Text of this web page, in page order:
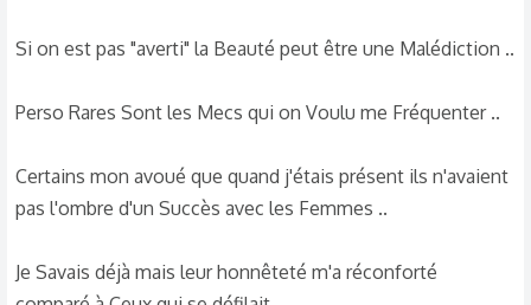
Si on est pas "averti" la Beauté peut être une Malédiction ..
Perso Rares Sont les Mecs qui on Voulu me Fréquenter ..
Certains mon avoué que quand j'étais présent ils n'avaient
pas l'ombre d'un Succès avec les Femmes ..
Je Savais déjà mais leur honnêteté m'a réconforté